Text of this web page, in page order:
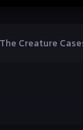
The Creature